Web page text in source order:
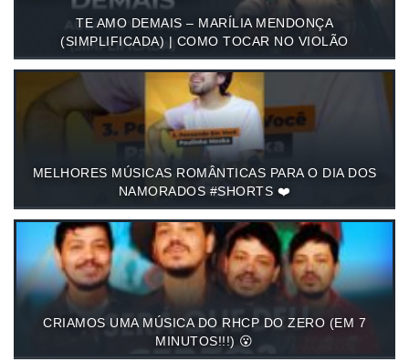
TE AMO DEMAIS – MARÍLIA MENDONÇA
(SIMPLIFICADA) | COMO TOCAR NO VIOLÃO
MELHORES MÚSICAS ROMÂNTICAS PARA O DIA DOS
NAMORADOS #SHORTS ❤️
CRIAMOS UMA MÚSICA DO RHCP DO ZERO (EM 7
MINUTOS!!!) 😮